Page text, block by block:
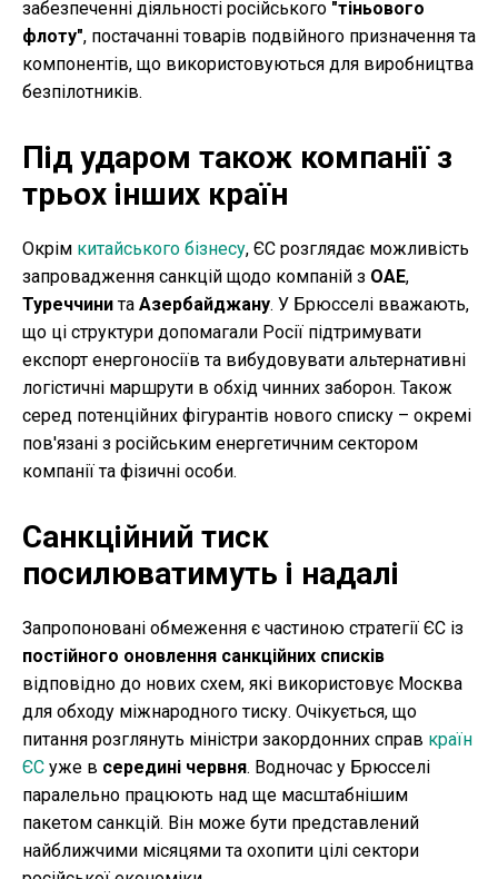
забезпеченні діяльності російського "тіньового
флоту", постачанні товарів подвійного призначення та
компонентів, що використовуються для виробництва
безпілотників.
Під ударом також компанії з
трьох інших країн
Окрім китайського бізнесу, ЄС розглядає можливість
запровадження санкцій щодо компаній з ОАЕ,
Туреччинита Азербайджану. У Брюсселі вважають,
що ці структури допомагали Росії підтримувати
експорт енергоносіїв та вибудовувати альтернативні
логістичні маршрути в обхід чинних заборон. Також
серед потенційних фігурантів нового списку – окремі
пов'язані з російським енергетичним сектором
компанії та фізичні особи.
Санкційний тиск
посилюватимуть і надалі
Запропоновані обмеження є частиною стратегії ЄС із
постійного оновлення санкційних списків
відповідно до нових схем, які використовує Москва
для обходу міжнародного тиску. Очікується, що
питання розглянуть міністри закордонних справ країн
ЄС уже в середині червня. Водночас у Брюсселі
паралельно працюють над ще масштабнішим
пакетом санкцій. Він може бути представлений
найближчими місяцями та охопити цілі сектори